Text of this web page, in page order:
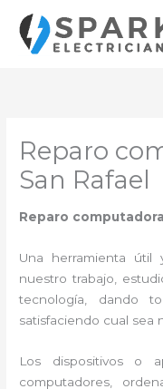
contenido
Reparo
San Rafael
Reparo
Una herramienta
nuestro trabajo,
tecnología, dando
satisfaciendo cual sea
Los dispositivos o
computadores,